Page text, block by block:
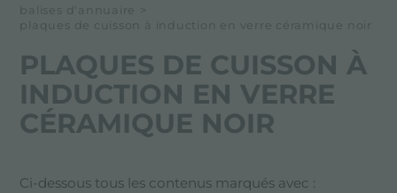
balises d'annuaire
>
plaques de cuisson à induction en verre céramique noir
PLAQUES DE CUISSON À
INDUCTION EN VERRE
CÉRAMIQUE NOIR
Ci-dessous tous les contenus marqués avec :